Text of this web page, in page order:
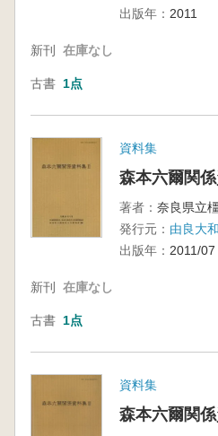
出版年： 2011
新刊 在庫なし
古書 1点
資料集
森本六爾関
著者： 奈良県立
発行元： 由良大
出版年： 2011/07
新刊 在庫なし
古書 1点
資料集
森本六爾関